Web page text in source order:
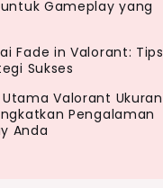
Gameplay yang
Fade in Valorant: Tips
Sukses
Valorant Ukuran
Pengalaman
Anda